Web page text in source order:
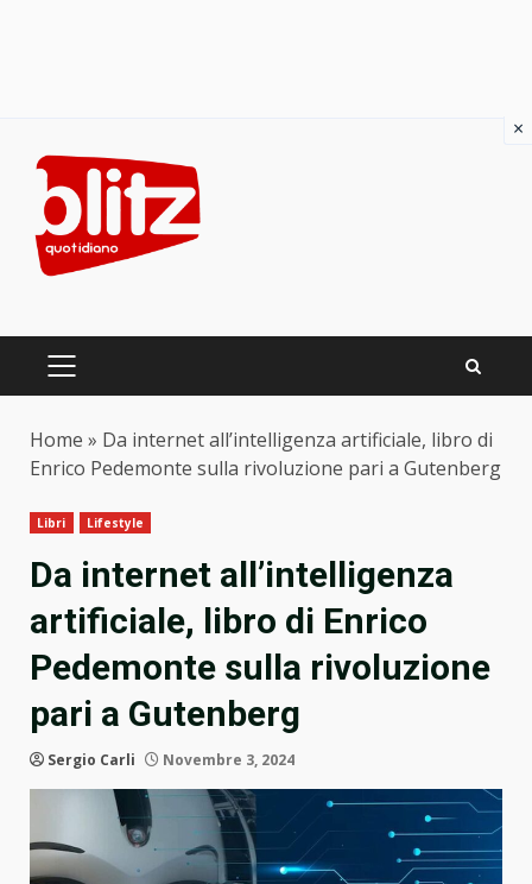
content
PRIMARY
Home » Da internet all’intelligenza artificiale, libro di
Enrico Pedemonte sulla rivoluzione pari a Gutenberg
Libri Lifestyle
Da internet all’intelligenza
artificiale, libro di Enrico
Pedemonte sulla rivoluzione
pari a Gutenberg
Sergio Carli Novembre 3, 2024
×